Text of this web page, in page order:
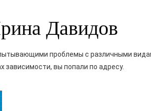
Давидов
проблемы с различными
зависимости, вы попали по адресу.